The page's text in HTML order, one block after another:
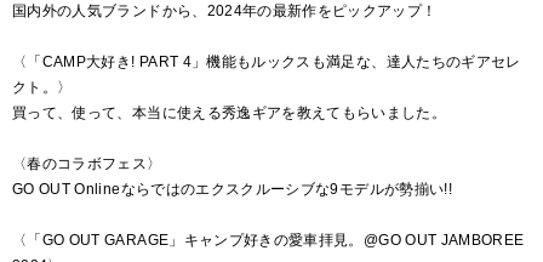
国内外の人気ブランドから、2024年の最新作をピックアップ！
〈「CAMP大好き! PART 4」機能もルックスも満足な、達人たちのギアセレ
クト。〉
買って、使って、本当に使える秀逸ギアを教えてもらいました。
〈春のコラボフェス〉
GO OUT Onlineならではのエクスクルーシブな9モデルが勢揃い!!
〈「GO OUT GARAGE」キャンプ好きの愛車拝見。@GO OUT JAMBOREE